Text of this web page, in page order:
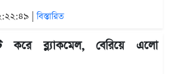
|বিস্তারিত
করে ব্ল্যাকমেল, বেরিয়ে এলো